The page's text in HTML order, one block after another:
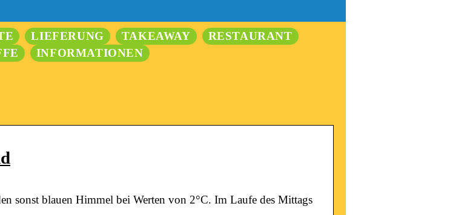
LIEFERUNG TAKEAWAY
RESTAURANT
INFORMATIONEN
sonst blauen Himmel bei Werten von 2°C. Im Laufe des Mittags